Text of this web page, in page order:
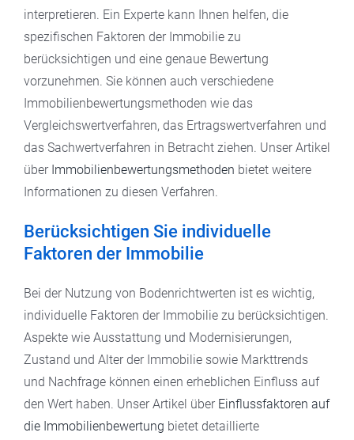
interpretieren. Ein Experte kann Ihnen helfen, die
spezifischen Faktoren der Immobilie zu
berücksichtigen und eine genaue Bewertung
vorzunehmen. Sie können auch verschiedene
Immobilienbewertungsmethoden wie das
Vergleichswertverfahren, das Ertragswertverfahren und
das Sachwertverfahren in Betracht ziehen. Unser Artikel
über Immobilienbewertungsmethoden bietet weitere
Informationen zu diesen Verfahren.
Berücksichtigen Sie individuelle
Faktoren der Immobilie
Bei der Nutzung von Bodenrichtwerten ist es wichtig,
individuelle Faktoren der Immobilie zu berücksichtigen.
Aspekte wie Ausstattung und Modernisierungen,
Zustand und Alter der Immobilie sowie Markttrends
und Nachfrage können einen erheblichen Einfluss auf
den Wert haben. Unser Artikel über Einflussfaktoren auf
die Immobilienbewertung bietet detaillierte